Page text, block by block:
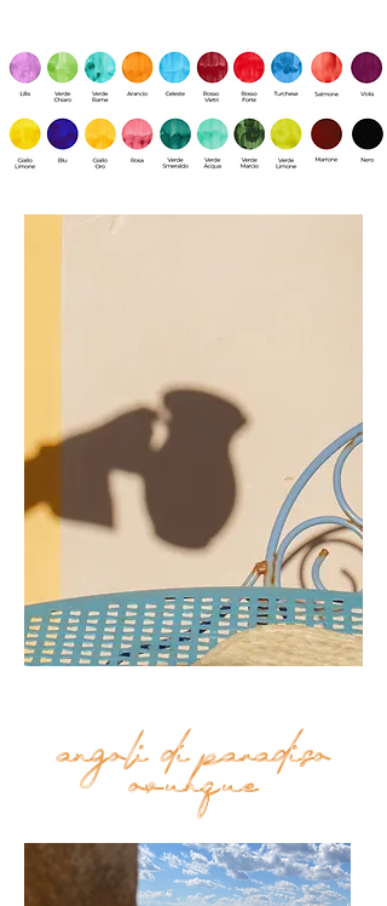
angoli di paradiso
ovunque
Top
FAQ
Shipping and Returns